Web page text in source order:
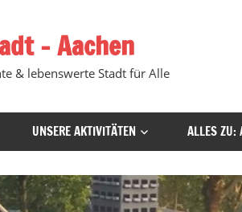
– Aachen
& lebenswerte Stadt für Alle
UNSERE AKTIVITÄTEN ALLES ZU: